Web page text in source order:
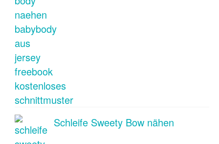
Schleife Sweety Bow nähen